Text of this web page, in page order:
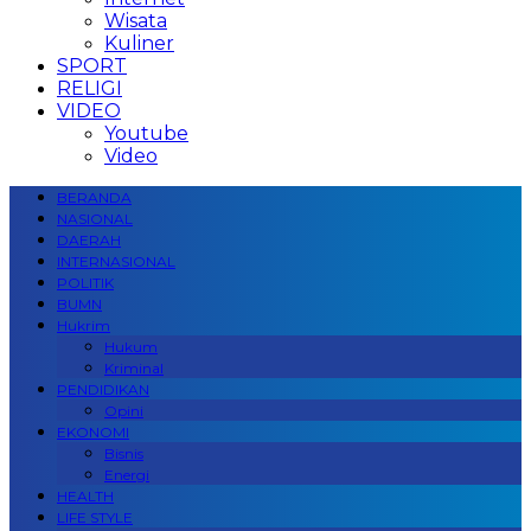
Wisata
Kuliner
SPORT
RELIGI
VIDEO
Youtube
Video
BERANDA
NASIONAL
DAERAH
INTERNASIONAL
POLITIK
BUMN
Hukrim
Hukum
Kriminal
PENDIDIKAN
Opini
EKONOMI
Bisnis
Energi
HEALTH
LIFE STYLE